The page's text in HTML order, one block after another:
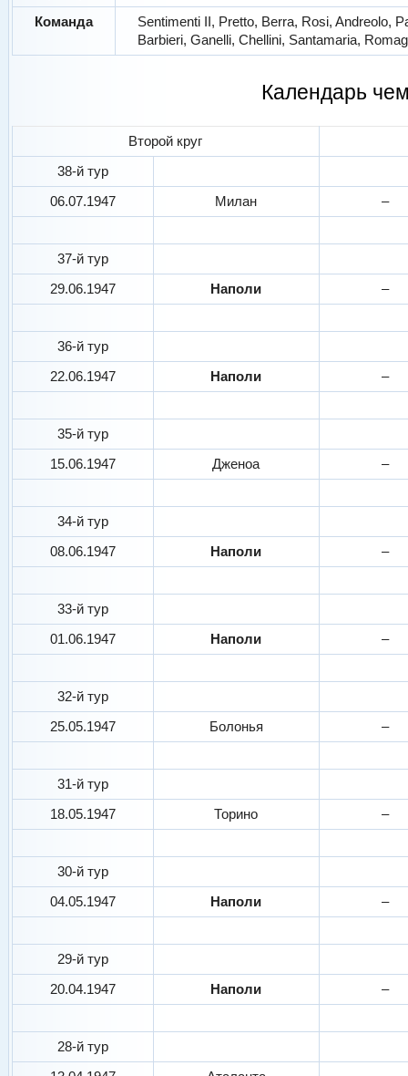
Команда
Sentimenti II, Pretto, Berra, Rosi, Andreolo,
Barbieri, Ganelli, Chellini, Santamaria,
Календарь
Второй круг
38-й тур
06.07.1947
Милан –
37-й тур
29.06.1947
Наполи –
36-й тур
22.06.1947
Наполи –
35-й тур
15.06.1947
Дженоа –
34-й тур
08.06.1947
Наполи –
33-й тур
01.06.1947
Наполи –
32-й тур
25.05.1947
Болонья –
31-й тур
18.05.1947
Торино –
30-й тур
04.05.1947
Наполи –
29-й тур
20.04.1947
Наполи –
28-й тур